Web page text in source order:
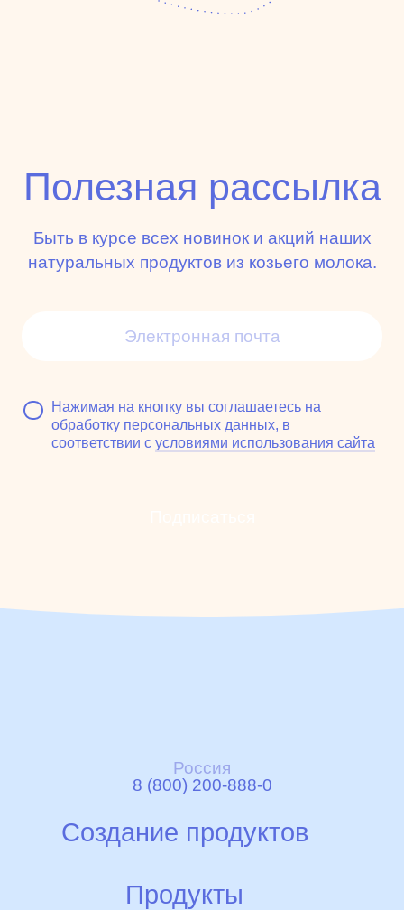
Полезная рассылка
Быть в курсе всех новинок и акций наших
натуральных продуктов из козьего молока.
Нажимая на кнопку вы соглашаетесь на
обработку персональных данных, в
соответствии сусловиями использования сайта
Россия
8 (800) 200-888-0
Создание продуктов
Идея
Продукты